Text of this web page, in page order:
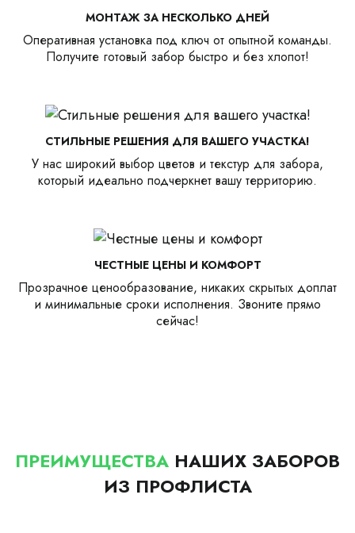
МОНТАЖ ЗА НЕСКОЛЬКО ДНЕЙ
Оперативная установка под ключ от опытной команды.
Получите готовый забор быстро и без хлопот!
СТИЛЬНЫЕ РЕШЕНИЯ ДЛЯ ВАШЕГО УЧАСТКА!
У нас широкий выбор цветов и текстур для забора,
который идеально подчеркнет вашу территорию.
ЧЕСТНЫЕ ЦЕНЫ И КОМФОРТ
Прозрачное ценообразование, никаких скрытых доплат
и минимальные сроки исполнения. Звоните прямо
сейчас!
ПРЕИМУЩЕСТВА НАШИХ ЗАБОРОВ
ИЗ ПРОФЛИСТА